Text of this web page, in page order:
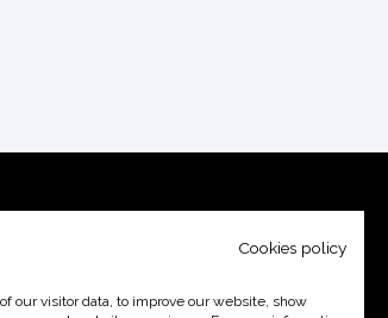
Cookies policy
our visitor data, to improve our website, show